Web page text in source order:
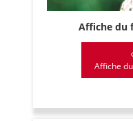
Affiche du
Affiche